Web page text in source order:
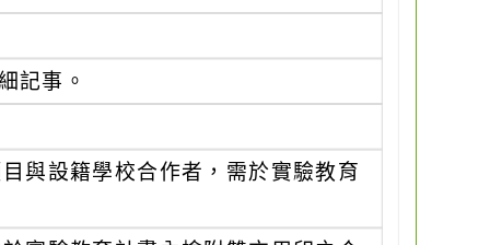
記事。
與設籍學校合作者，需於實驗教育